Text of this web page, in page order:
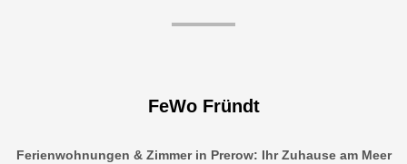
FeWo Fründt
Ferienwohnungen & Zimmer in Prerow: Ihr Zuhause am Meer